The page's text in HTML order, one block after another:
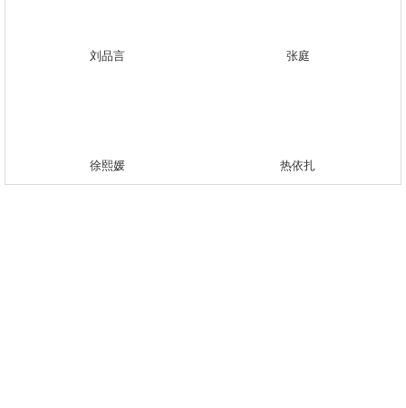
刘品言 张庭
徐熙媛 热依扎